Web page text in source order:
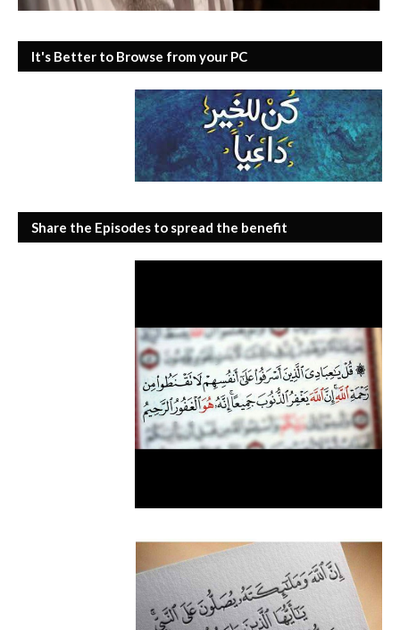
It's Better to Browse from your PC
Share the Episodes to spread the benefit